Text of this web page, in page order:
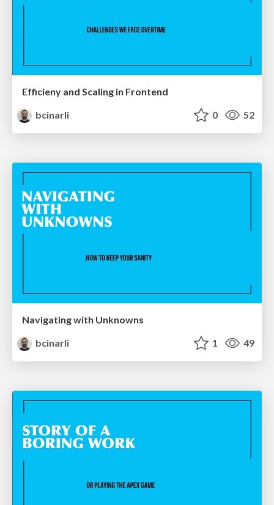
Efficieny and Scaling in Frontend
bcinarli
0 52
Navigating with Unknowns
bcinarli
1 49